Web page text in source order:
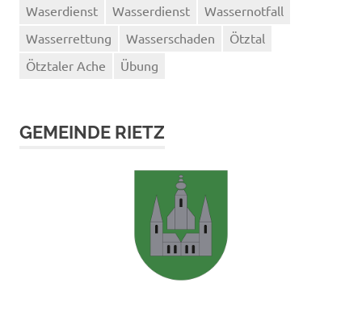
Waserdienst
Wasserdienst
Wassernotfall
Wasserrettung
Wasserschaden
Ötztal
Ötztaler Ache
Übung
GEMEINDE RIETZ